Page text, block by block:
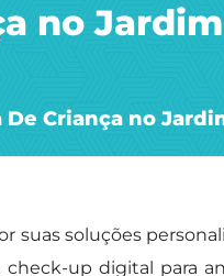
no Jardim
Criança no
suas soluções
up digital para